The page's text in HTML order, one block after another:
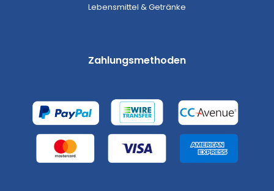
Lebensmittel & Getränke
Zahlungsmethoden